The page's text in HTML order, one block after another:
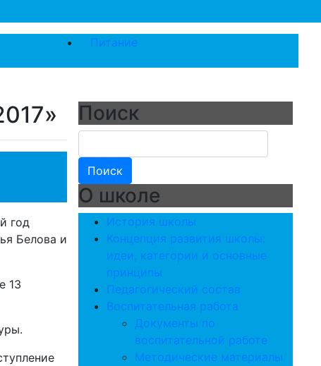
Питание
год
Белова и
13
Поиск
О школе
История школы
Концепция развития школы:
идеи, категории и основные
принципы
Педагогический состав
Воспитательная работа
Документы по
воспитательной работе
Методические материалы